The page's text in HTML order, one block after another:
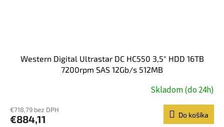
Western Digital Ultrastar DC HC550 3,5" HDD 16TB
7200rpm SAS 12Gb/s 512MB
Skladom (do 24h)
€718,79 bez DPH
€884,11 Do košíka